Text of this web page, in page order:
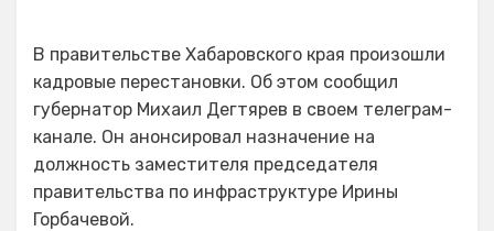
В правительстве Хабаровского края произошли
кадровые перестановки. Об этом сообщил
губернатор Михаил Дегтярев в своем телеграм-
канале. Он анонсировал назначение на
должность заместителя председателя
правительства по инфраструктуре Ирины
Горбачевой.